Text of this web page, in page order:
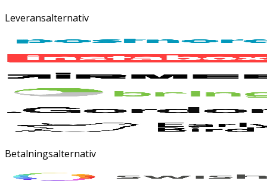
Leveransalternativ
Betalningsalternativ